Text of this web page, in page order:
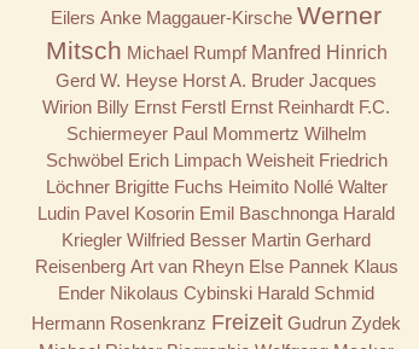
Eilers Anke Maggauer-Kirsche Werner
Mitsch Michael Rumpf Manfred Hinrich
Gerd W. Heyse Horst A. Bruder Jacques
Wirion Billy Ernst Ferstl Ernst Reinhardt F.C.
Schiermeyer Paul Mommertz Wilhelm
Schwöbel Erich Limpach Weisheit Friedrich
Löchner Brigitte Fuchs Heimito Nollé Walter
Ludin Pavel Kosorin Emil Baschnonga Harald
Kriegler Wilfried Besser Martin Gerhard
Reisenberg Art van Rheyn Else Pannek Klaus
Ender Nikolaus Cybinski Harald Schmid
Hermann Rosenkranz Freizeit Gudrun Zydek